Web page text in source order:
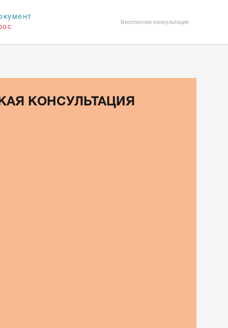
Бесплатная консультация
КОНСУЛЬТАЦИЯ